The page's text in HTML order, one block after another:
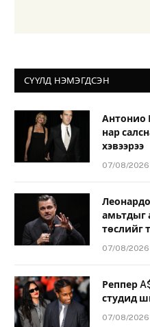
СҮҮЛД НЭМЭГДСЭН
Антонио
нар
хэвээрээ
07/08/2026
амьтдыг
төслийг
07/08/2026
Реппер
студид
07/08/2026